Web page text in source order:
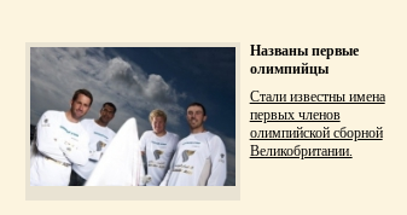
Названы первые
олимпийцы
Стали известны имена
первых членов
олимпийской сборной
Великобритании.